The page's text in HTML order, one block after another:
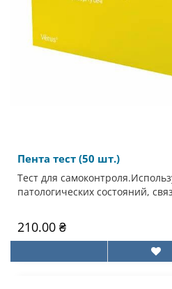
Пента тест (50 шт.)
Тест для
патологических состояний,
210.00 ₴